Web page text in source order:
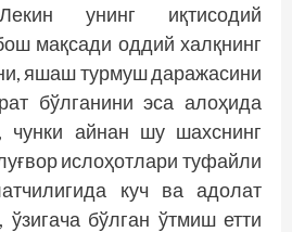
унинг иқтисодий
мақсади оддий халқнинг
яшаш турмуш даражасини
бўлганини эса алоҳида
чунки айнан шу шахснинг
ислоҳотлари туфайли
куч ва адолат
ўзигача бўлган ўтмиш етти